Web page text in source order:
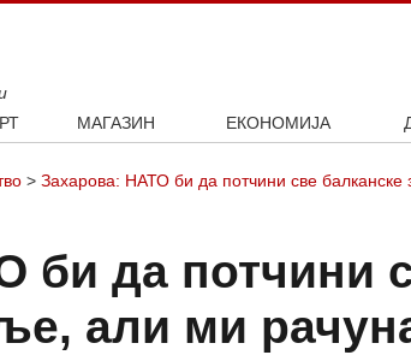
МАГАЗИН
Култура
Образовање
Шоу бизнис
ЕКОНОМИЈА
Аутомобили
> Захарова: НАТО би да потчини све
би да потчини
али ми